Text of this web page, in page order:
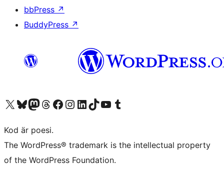
bbPress ↗
BuddyPress ↗
Besök vår X-konto (f.d. Twitter)
Besök vårt Bluesky-konto
Besök vårt Mastodon-konto
Besök vårt Thread-konto
Besök vår Facebook-sidaBesök vårt Instagram-konto
Besök vårt LinkedIn-konto
Besök vårt TikTok-konto
Besök vår YouTube-kanalBesök vårt Tumblr-konto
Kod är poesi.
The WordPress® trademark is the intellectual property
of the WordPress Foundation.